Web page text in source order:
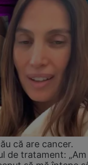
că are cancer.
de tratament: